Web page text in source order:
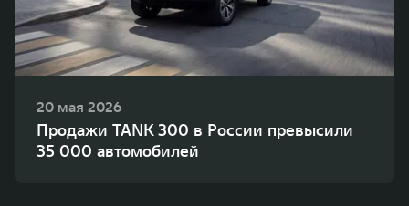
20 мая 2026
Продажи TANK 300 в России превысили
35 000 автомобилей